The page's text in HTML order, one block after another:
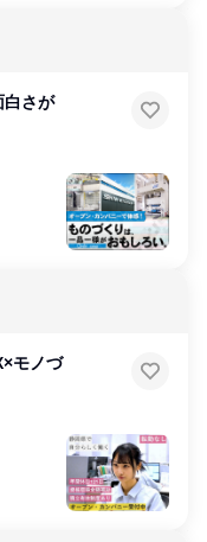
白さが
モノづ